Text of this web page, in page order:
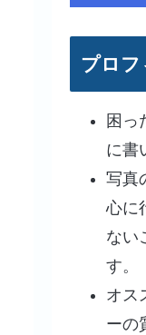
プロフ
困っ
に書
写真
心に
ない
す。
オス
ーの